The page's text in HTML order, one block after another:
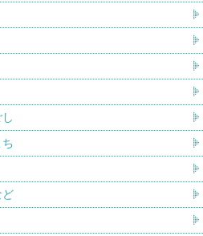
ど